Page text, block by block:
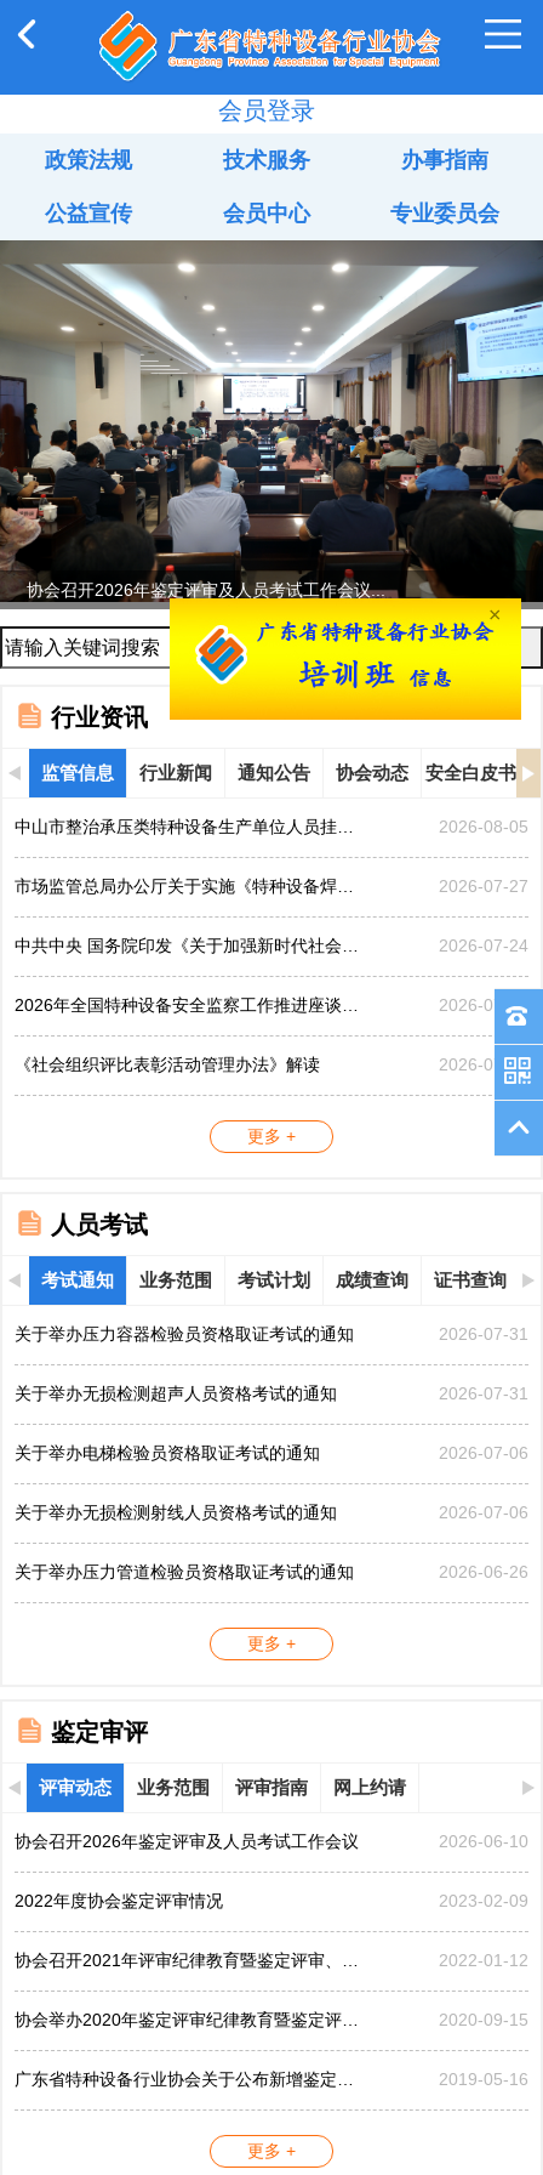
会员登录
政策法规 技术服务 办事指南
公益宣传 会员中心 专业委员会
协会召开2026年鉴定评审及人员考试工作会议...
行业资讯
监管信息 行业新闻 通知公告 协会动态 安全白皮书
中山市整治承压类特种设备生产单位人员挂靠、临时凑岗、... 2026-08-05
市场监管总局办公厅关于实施《特种设备焊接操作人员考核... 2026-07-27
中共中央 国务院印发《关于加强新时代社会工作的意见》 2026-07-24
2026年全国特种设备安全监察工作推进座谈会在黑龙江哈... 2026-07-21
《社会组织评比表彰活动管理办法》解读 2026-07-17
更多 +
人员考试
考试通知 业务范围 考试计划 成绩查询 证书查询
关于举办压力容器检验员资格取证考试的通知 2026-07-31
关于举办无损检测超声人员资格考试的通知 2026-07-31
关于举办电梯检验员资格取证考试的通知 2026-07-06
关于举办无损检测射线人员资格考试的通知 2026-07-06
关于举办压力管道检验员资格取证考试的通知 2026-06-26
更多 +
鉴定审评
评审动态 业务范围 评审指南 网上约请
协会召开2026年鉴定评审及人员考试工作会议 2026-06-10
2022年度协会鉴定评审情况 2023-02-09
协会召开2021年评审纪律教育暨鉴定评审、考评工作会议 2022-01-12
协会举办2020年鉴定评审纪律教育暨鉴定评审工作会议 2020-09-15
广东省特种设备行业协会关于公布新增鉴定评审员的公告... 2019-05-16
更多 +
×